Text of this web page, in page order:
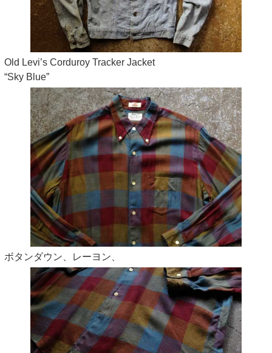
Old Levi’s Corduroy Tracker Jacket
“Sky Blue”
ボタンダウン、レーヨン、